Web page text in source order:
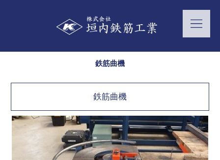
鉄筋曲機
鉄筋曲機